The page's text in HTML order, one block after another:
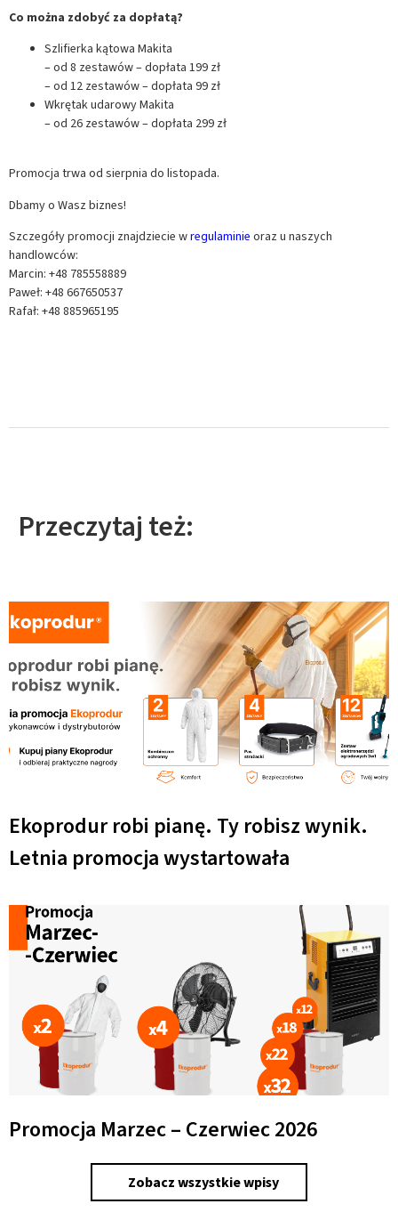
Co można zdobyć za dopłatą?
Szlifierka kątowa Makita
– od 8 zestawów – dopłata 199 zł
– od 12 zestawów – dopłata 99 zł
Wkrętak udarowy Makita
– od 26 zestawów – dopłata 299 zł
Promocja trwa od sierpnia do listopada.
Dbamy o Wasz biznes!
Szczegóły promocji znajdziecie wregulaminie oraz u naszych
handlowców:
Marcin: +48 785558889
Paweł: +48 667650537
Rafał: +48 885965195
Przeczytaj też:
Ekoprodur robi pianę. Ty robisz wynik.
Letnia promocja wystartowała
Promocja Marzec – Czerwiec 2026
Zobacz wszystkie wpisy